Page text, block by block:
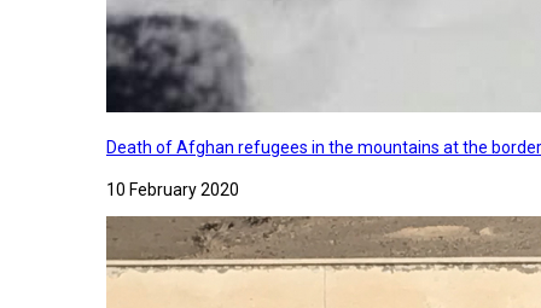
Death of Afghan refugees in the mountains at the
10 February 2020